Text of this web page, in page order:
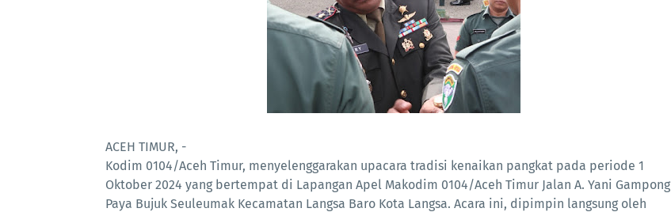
ACEH TIMUR, -
Kodim 0104/Aceh Timur, menyelenggarakan upacara tradisi kenaikan pangkat pada periode 1
Oktober 2024 yang bertempat di Lapangan Apel Makodim 0104/Aceh Timur Jalan A. Yani Gampong
Paya Bujuk Seuleumak Kecamatan Langsa Baro Kota Langsa. Acara ini, dipimpin langsung oleh